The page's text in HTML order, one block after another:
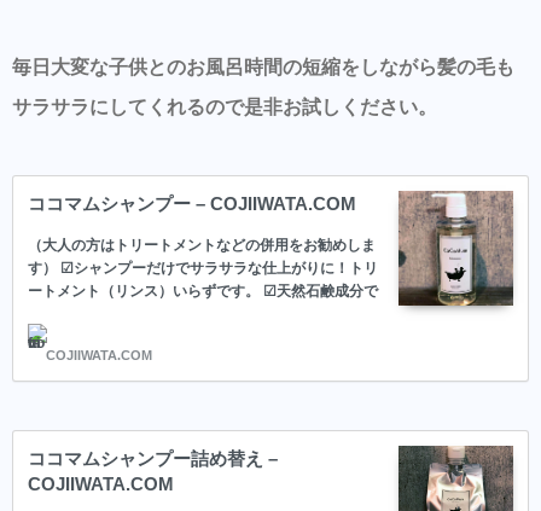
毎日大変な子供とのお風呂時間の短縮をしながら髪の毛も
サラサラにしてくれるので是非お試しください。
ココマムシャンプー – COJIIWATA.COM
（大人の方はトリートメントなどの併用をお勧めしま
す） ☑︎シャンプーだけでサラサラな仕上がりに！トリ
ートメント（リンス）いらずです。 ☑︎天然石鹸成分で
します。 ☑︎乾かすのが抜群に早くなります。 ☑︎目に入
ってもしみにくい弱酸性です。 プラセンタオイル配合
プラセンタとは20種類のアミノ酸と脂質で構成されて
いるため、髪の毛に必要なタンパク質、脂質、水分を
同時に補う事が出来ます。 万能の美容成分と言われて
もいます。 サポニン 洗髪用石鹸ハーブで、天然のサ
COJIIWATA.COM
ココマムシャンプー詰め替え –
COJIIWATA.COM